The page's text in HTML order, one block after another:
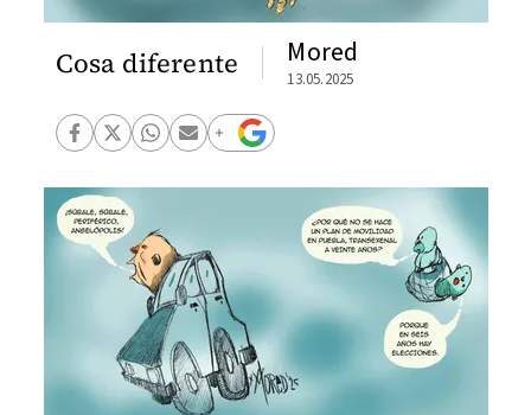
Cosa diferente Mored
13.05.2025